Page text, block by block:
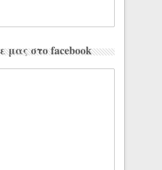
μας στο facebook